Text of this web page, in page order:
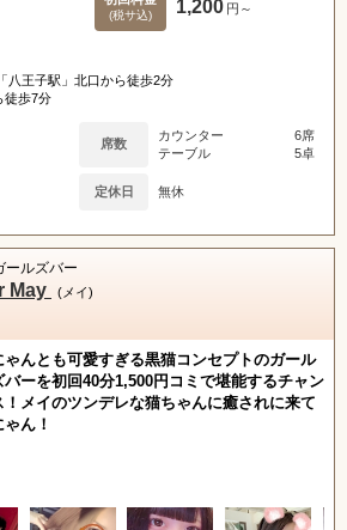
(税サ込) 1,200 円～
八王子駅」北口から徒歩2分
徒歩7分
席数
カウンター
6席
テーブル
5卓
定休日 無休
ールズバー
May (メイ)
ゃんとも可愛すぎる黒猫コンセプトのガール
バーを初回40分1,500円コミで堪能するチャン
！メイのツンデレな猫ちゃんに癒されに来て
ゃん！
女の子ログイン
店舗ログイン
新規会員登録
静岡
九州
全国TOP